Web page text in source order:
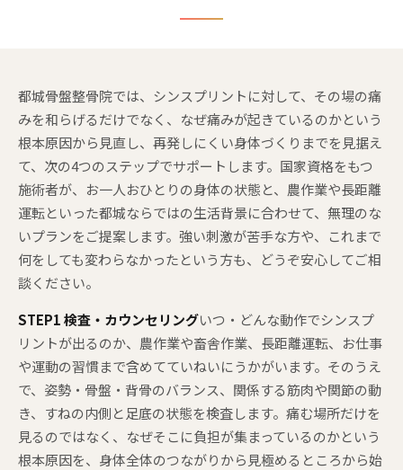
都城骨盤整骨院では、シンスプリントに対して、その場の痛
みを和らげるだけでなく、なぜ痛みが起きているのかという
根本原因から見直し、再発しにくい身体づくりまでを見据え
て、次の4つのステップでサポートします。国家資格をもつ
施術者が、お一人おひとりの身体の状態と、農作業や長距離
運転といった都城ならではの生活背景に合わせて、無理のな
いプランをご提案します。強い刺激が苦手な方や、これまで
何をしても変わらなかったという方も、どうぞ安心してご相
談ください。
STEP1 検査・カウンセリングいつ・どんな動作でシンスプ
リントが出るのか、農作業や畜舎作業、長距離運転、お仕事
や運動の習慣まで含めてていねいにうかがいます。そのうえ
で、姿勢・骨盤・背骨のバランス、関係する筋肉や関節の動
き、すねの内側と足底の状態を検査します。痛む場所だけを
見るのではなく、なぜそこに負担が集まっているのかという
根本原因を、身体全体のつながりから見極めるところから始